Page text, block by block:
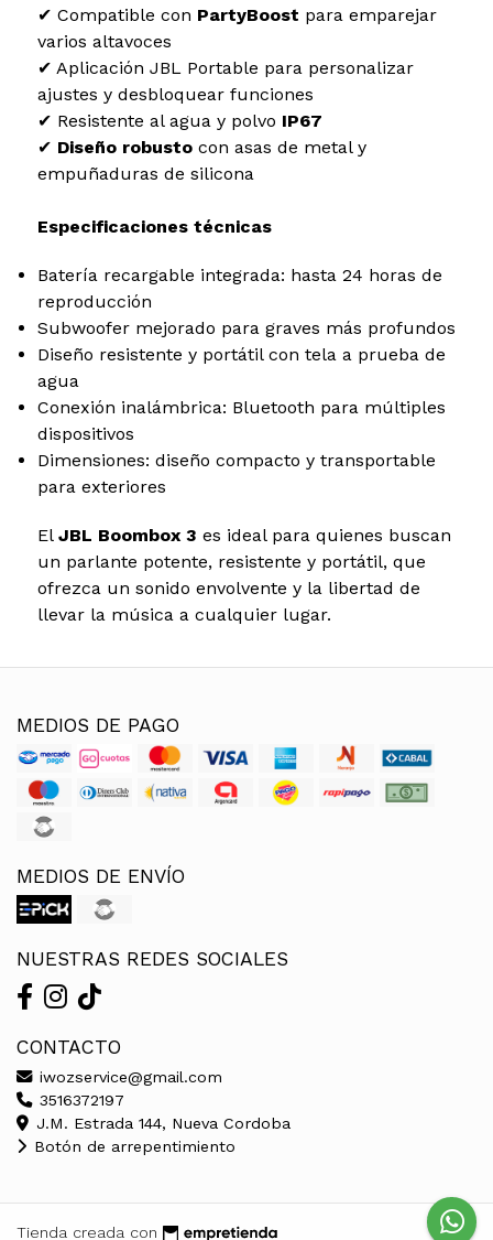
✔ Compatible con PartyBoost para emparejar
varios altavoces
✔ Aplicación JBL Portable para personalizar
ajustes y desbloquear funciones
✔ Resistente al agua y polvo IP67
✔ Diseño robustocon asas de metal y
empuñaduras de silicona
Especificaciones técnicas
Batería recargable integrada: hasta 24 horas de
reproducción
Subwoofer mejorado para graves más profundos
Diseño resistente y portátil con tela a prueba de
agua
Conexión inalámbrica: Bluetooth para múltiples
dispositivos
Dimensiones: diseño compacto y transportable
para exteriores
El JBL Boombox 3 es ideal para quienes buscan
un parlante potente, resistente y portátil, que
ofrezca un sonido envolvente y la libertad de
llevar la música a cualquier lugar.
MEDIOS DE PAGO
MEDIOS DE ENVÍO
NUESTRAS REDES SOCIALES
CONTACTO
iwozservice@gmail.com
3516372197
J.M. Estrada 144, Nueva Cordoba
Botón de arrepentimiento
Tienda creada con